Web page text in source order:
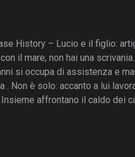
History – Lucio e il figlio:
il mare, non hai una
si occupa di assistenza e
. Non è solo: accanto a lui
affrontano il caldo dei
a penna, messaggi vocali e